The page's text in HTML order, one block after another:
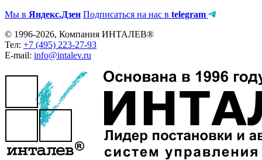
Мы в Яндекс.Дзен Подписаться на нас в telegram
© 1996-2026, Компания ИНТАЛЕВ®
Тел: +7 (495) 223-27-93
E-mail: info@intalev.ru